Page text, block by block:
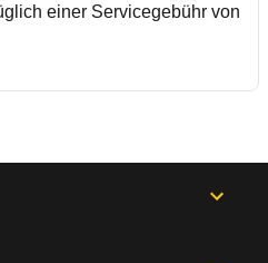
einer Servicegebühr von